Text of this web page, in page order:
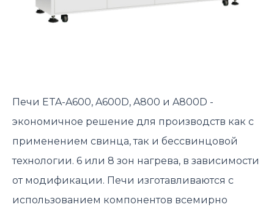
Печи ETA-A600, A600D, A800 и A800D -
экономичное решение для производств как с
применением свинца, так и бессвинцовой
технологии. 6 или 8 зон нагрева, в зависимости
от модификации. Печи изготавливаются с
использованием компонентов всемирно